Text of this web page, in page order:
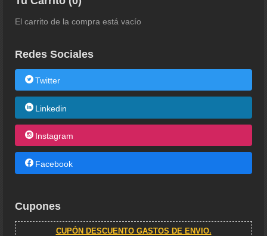
El carrito de la compra está vacío
Redes Sociales
Twitter
Linkedin
Instagram
Facebook
Cupones
CUPÓN DESCUENTO GASTOS DE ENVIO.